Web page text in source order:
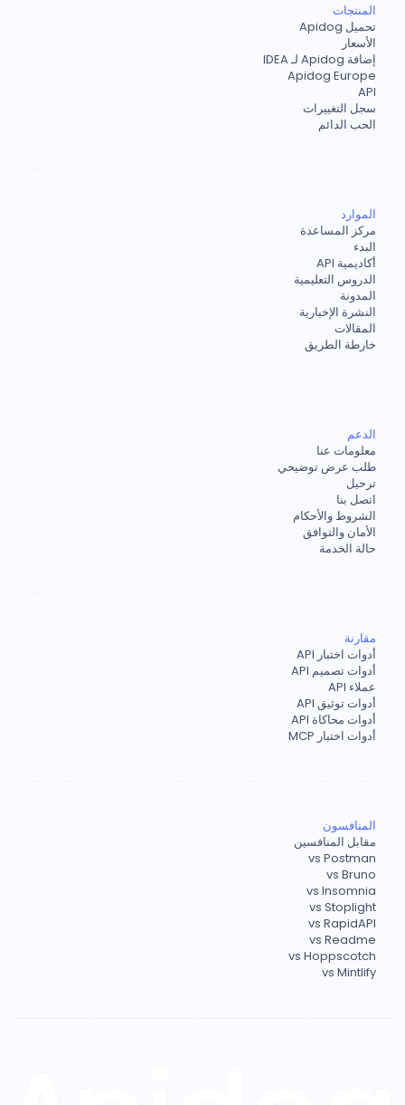
المنتجات
تحميل Apidog
الأسعار
إضافة Apidog لـ IDEA
Apidog Europe
API
سجل التغييرات
الحب الدائم
الموارد
مركز المساعدة
البدء
أكاديمية API
الدروس التعليمية
المدونة
النشرة الإخبارية
المقالات
خارطة الطريق
الدعم
معلومات عنا
طلب عرض توضيحي
ترحيل
اتصل بنا
الشروط والأحكام
الأمان والتوافق
حالة الخدمة
مقارنة
أدوات اختبار API
أدوات تصميم API
عملاء API
أدوات توثيق API
أدوات محاكاة API
أدوات اختبار MCP
المنافسون
مقابل المنافسين
vs Postman
vs Bruno
vs Insomnia
vs Stoplight
vs RapidAPI
vs Readme
vs Hoppscotch
vs Mintlify